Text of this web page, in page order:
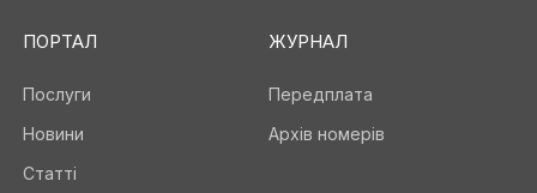
ПОРТАЛ
Послуги
Новини
Статті
ЖУРНАЛ
Передплата
Архів номерів